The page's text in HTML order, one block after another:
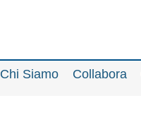
Chi Siamo Collabora